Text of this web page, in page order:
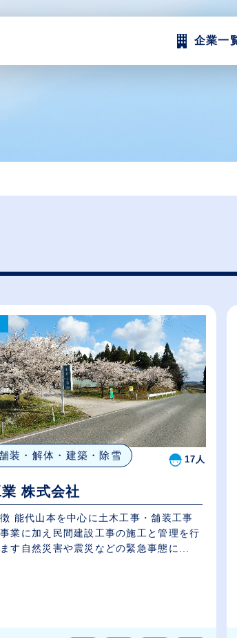
企業一
装・解体・建築・除雪 17人
株式会社
能代山本を中心に土木工事・舗装工事
業に加え民間建設工事の施工と管理を行
す自然災害や震災などの緊急事態に...